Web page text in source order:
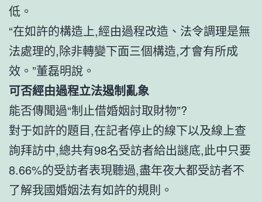
低。
“在如許的構造上,經由過程改造、法令調理是無
法處理的,除非轉變下面三個構造,才會有所成
效。”董磊明說。
可否經由過程立法遏制亂象
能否傳聞過“制止借婚姻討取財物”?
對于如許的題目,在記者停止的線下以及線上查
詢拜訪中,總共有98名受訪者給出謎底,此中只要
8.66%的受訪者表現聽過,盡年夜大都受訪者不
了解我國婚姻法有如許的規則。